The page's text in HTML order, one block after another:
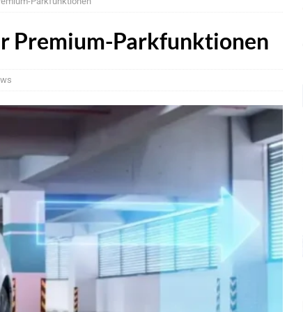
bei Pkw-Neuzulassungen in Deutschland im Juli 2026
mit UNVI für die Bereitstellung autonomer Busse
Uber-Fahrten in London
in der EMEA-Region neu
VLA-Modell für AVs NEWS
Vorintegrierte KI-Plattform für automatisiertes Fahren NEWS
für softwaredefinierte Nutzfahrzeuge
Premium-Parkfunktionen